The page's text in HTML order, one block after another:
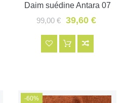
Daim suédine Antara 07
99,00 €
39,60 €
-60%